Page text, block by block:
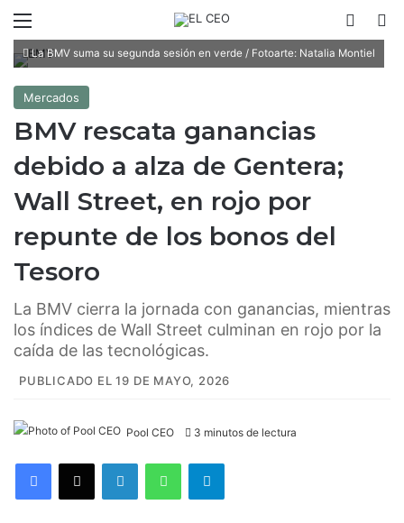
La BMV suma su segunda sesión en verde / Fotoarte: Natalia Montiel
Mercados
BMV rescata ganancias
debido a alza de Gentera;
Wall Street, en rojo por
repunte de los bonos del
Tesoro
La BMV cierra la jornada con ganancias, mientras
los índices de Wall Street culminan en rojo por la
caída de las tecnológicas.
PUBLICADO EL 19 DE MAYO, 2026
Pool CEO 3 minutos de lectura